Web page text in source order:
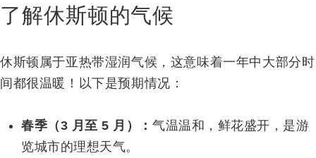
了解休斯顿的气候
休斯顿属于亚热带湿润气候，这意味着一年中大部分时
间都很温暖！以下是预期情况：
春季（3 月至 5 月）：气温温和，鲜花盛开，是游
览城市的理想天气。